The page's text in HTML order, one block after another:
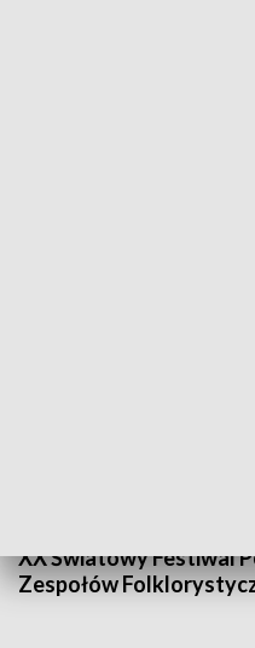
XX Światowy Festiwal
Zespołów